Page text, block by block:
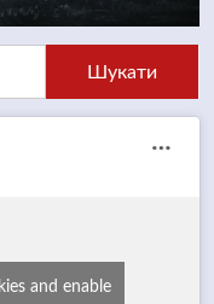
and enable